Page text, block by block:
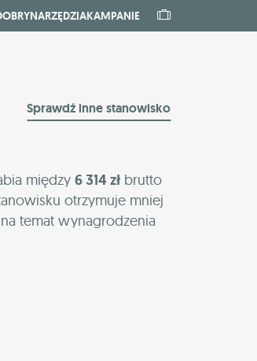
NARZĘDZIAKAMPANIE
Sprawdź inne stanowisko
między 6 314 zł brutto
otrzymuje mniej
temat wynagrodzenia